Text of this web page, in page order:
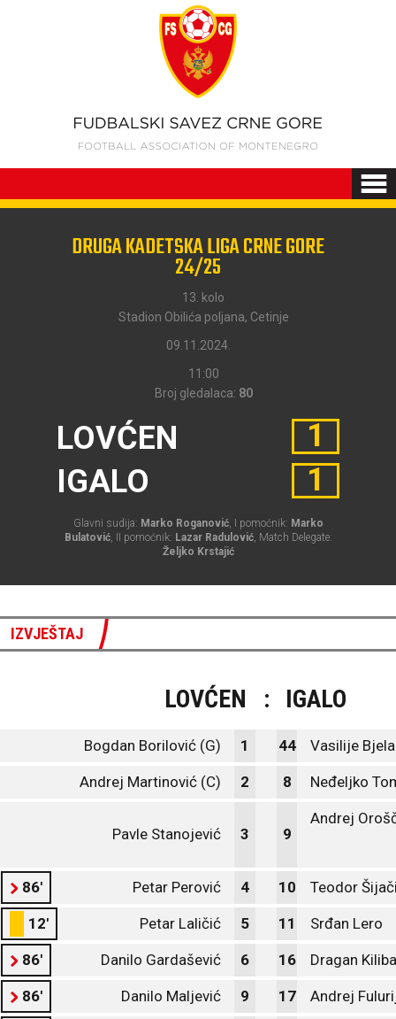
DRUGA KADETSKA LIGA CRNE GORE
24/25
13. kolo
Stadion Obilića poljana, Cetinje
09.11.2024.
11:00
Broj gledalaca: 80
LOVĆEN
IGALO
1
1
Glavni sudija: Marko Roganović, I pomoćnik: Marko
Bulatović, II pomoćnik: Lazar Radulović, Match Delegate:
Željko Krstajić
IZVJEŠTAJ
LOVĆEN : IGALO
Bogdan Borilović (G) 1 44 Vasilije
Andrej Martinović (C) 2 8 Neđeljko
Pavle Stanojević 3 9
Andrej
86' Petar Perović 4 10 Teodor
12' Petar Laličić 5 11 Srđan Lero
86' Danilo Gardašević 6 16 Dragan
86' Danilo Maljević 9 17 Andrej